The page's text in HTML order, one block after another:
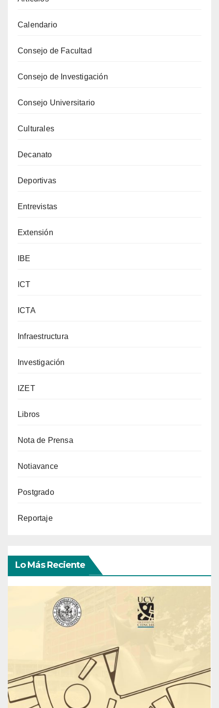
Calendario
Consejo de Facultad
Consejo de Investigación
Consejo Universitario
Culturales
Decanato
Deportivas
Entrevistas
Extensión
IBE
ICT
ICTA
Infraestructura
Investigación
IZET
Libros
Nota de Prensa
Notiavance
Postgrado
Reportaje
Lo Más Reciente